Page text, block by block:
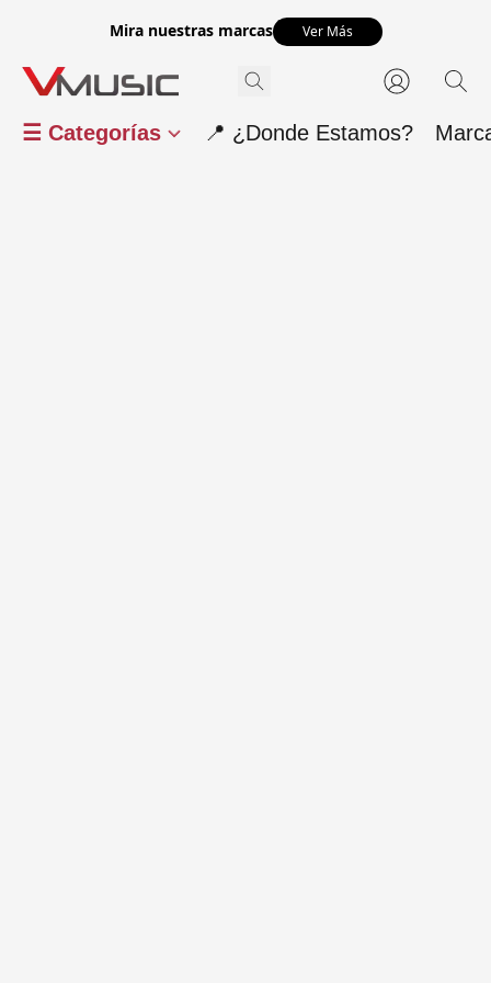
Mira nuestras marcas Ver Más
☰ Categorías 📍 ¿Donde Estamos?